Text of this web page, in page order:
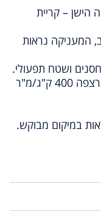
הישן – קריית
לרחוב, המעניקה נראות
ושטח תפעולי.
תקרה בגובה 3 מ', ספרינקלרים, עומס רצפה 400 ק"ג/מ"ר
במיקום מבוקש.